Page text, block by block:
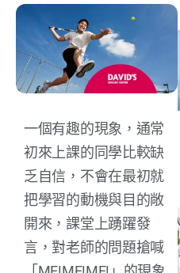
一個有趣的現象，通常
初來上課的同學比較缺
乏自信，不會在最初就
把學習的動機與目的敞
開來，課堂上踴躍發
言，對老師的問題搶喊